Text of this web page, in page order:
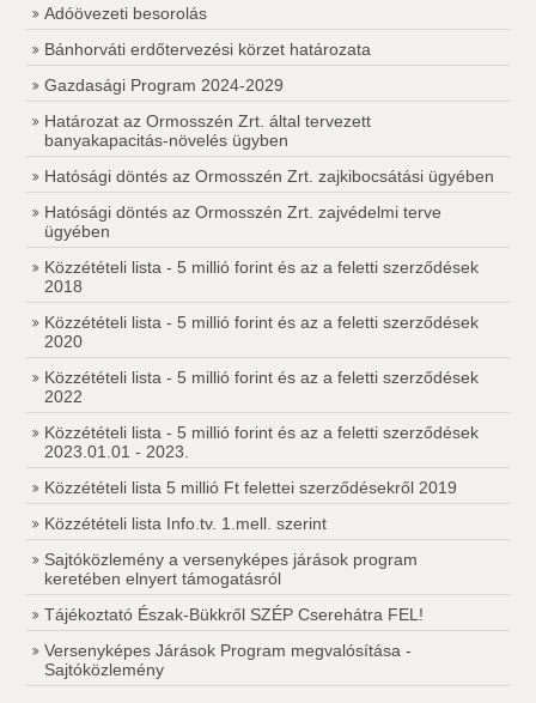
Adóövezeti besorolás
Bánhorváti erdőtervezési körzet határozata
Gazdasági Program 2024-2029
Határozat az Ormosszén Zrt. által tervezett
banyakapacitás-növelés ügyben
Hatósági döntés az Ormosszén Zrt. zajkibocsátási ügyében
Hatósági döntés az Ormosszén Zrt. zajvédelmi terve
ügyében
Közzétételi lista - 5 millió forint és az a feletti szerződések
2018
Közzétételi lista - 5 millió forint és az a feletti szerződések
2020
Közzétételi lista - 5 millió forint és az a feletti szerződések
2022
Közzétételi lista - 5 millió forint és az a feletti szerződések
2023.01.01 - 2023.
Közzétételi lista 5 millió Ft felettei szerződésekről 2019
Közzétételi lista Info.tv. 1.mell. szerint
Sajtóközlemény a versenyképes járások program
keretében elnyert támogatásról
Tájékoztató Észak-Bükkről SZÉP Cserehátra FEL!
Versenyképes Járások Program megvalósítása -
Sajtóközlemény